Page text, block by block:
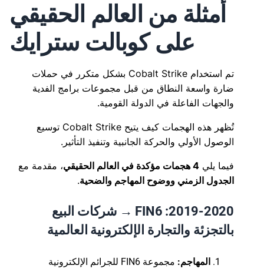
أمثلة من العالم الحقيقي
على كوبالت سترايك
تم استخدام Cobalt Strike بشكل متكرر في حملات
ضارة واسعة النطاق من قبل مجموعات برامج الفدية
والجهات الفاعلة في الدولة القومية.
تُظهر هذه الهجمات كيف يتيح Cobalt Strike توسيع
الوصول الأولي والحركة الجانبية وتنفيذ التأثير.
فيما يلي 4 هجمات مؤكدة في العالم الحقيقي
، مقدمة مع
الجدول الزمني ووضوح المهاجم والضحية.
2019-2020: FIN6 → شركات البيع
بالتجزئة والتجارة الإلكترونية العالمية
المهاجم: مجموعة FIN6 للجرائم الإلكترونية